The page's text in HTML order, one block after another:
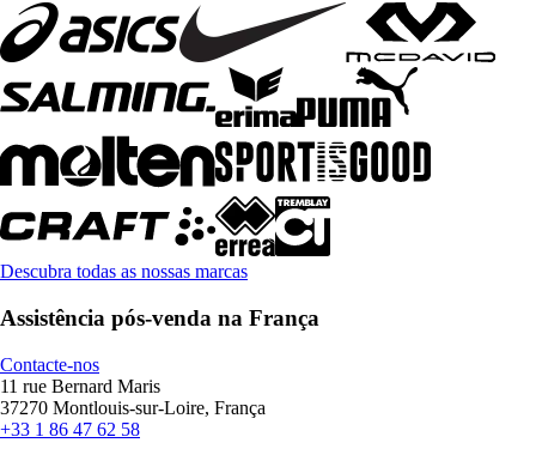
Descubra todas as nossas marcas
Assistência pós-venda na França
Contacte-nos
11 rue Bernard Maris
37270 Montlouis-sur-Loire, França
+33 1 86 47 62 58